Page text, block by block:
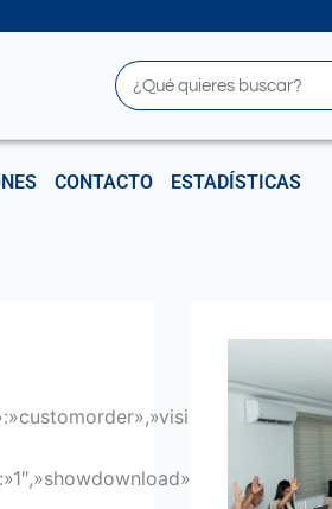
Buscar
CONTACTO ESTADÍSTICAS